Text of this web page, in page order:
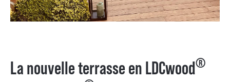
La nouvelle terrasse en LDCwood®